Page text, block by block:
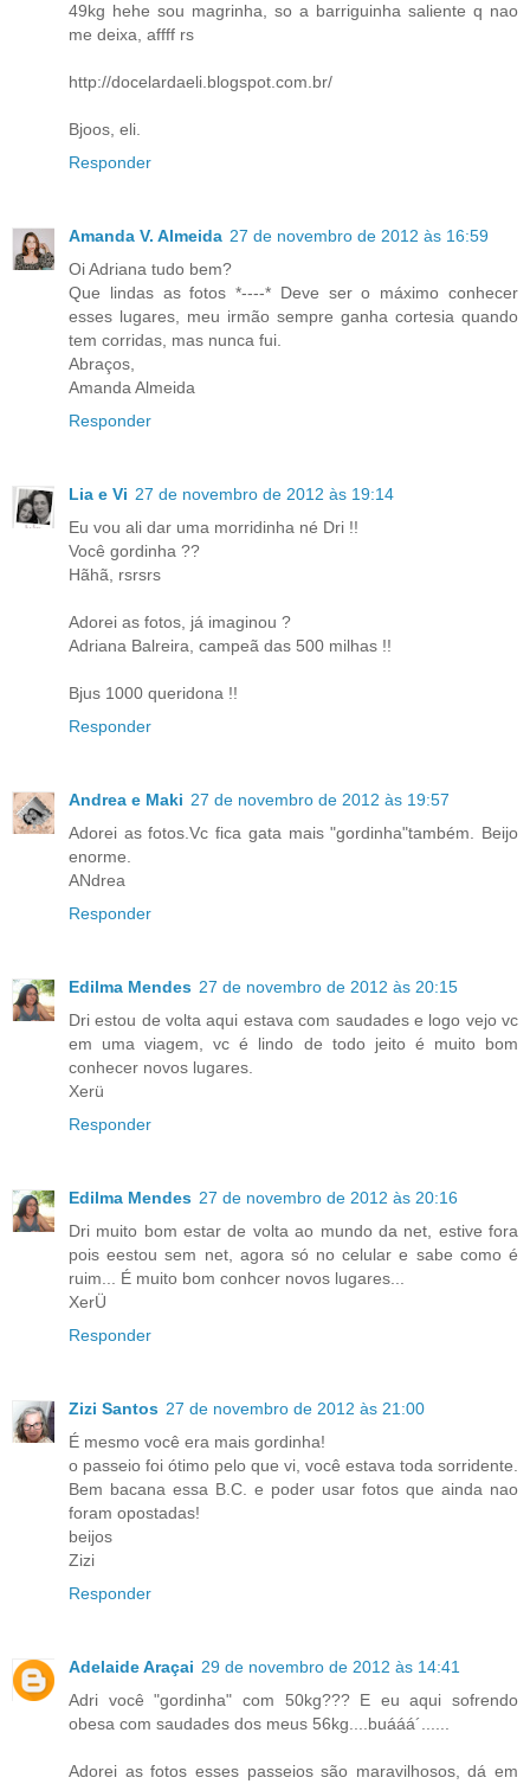
49kg hehe sou magrinha, so a barriguinha saliente q nao
me deixa, affff rs
http://docelardaeli.blogspot.com.br/
Bjoos, eli.
Responder
Amanda V. Almeida 27 de novembro de 2012 às 16:59
Oi Adriana tudo bem?
Que lindas as fotos *----* Deve ser o máximo conhecer
esses lugares, meu irmão sempre ganha cortesia quando
tem corridas, mas nunca fui.
Abraços,
Amanda Almeida
Responder
Lia e Vi 27 de novembro de 2012 às 19:14
Eu vou ali dar uma morridinha né Dri !!
Você gordinha ??
Hãhã, rsrsrs
Adorei as fotos, já imaginou ?
Adriana Balreira, campeã das 500 milhas !!
Bjus 1000 queridona !!
Responder
Andrea e Maki 27 de novembro de 2012 às 19:57
Adorei as fotos.Vc fica gata mais "gordinha"também. Beijo
enorme.
ANdrea
Responder
Edilma Mendes 27 de novembro de 2012 às 20:15
Dri estou de volta aqui estava com saudades e logo vejo vc
em uma viagem, vc é lindo de todo jeito é muito bom
conhecer novos lugares.
Xerü
Responder
Edilma Mendes 27 de novembro de 2012 às 20:16
Dri muito bom estar de volta ao mundo da net, estive fora
pois eestou sem net, agora só no celular e sabe como é
ruim... É muito bom conhcer novos lugares...
XerÜ
Responder
Zizi Santos 27 de novembro de 2012 às 21:00
É mesmo você era mais gordinha!
o passeio foi ótimo pelo que vi, você estava toda sorridente.
Bem bacana essa B.C. e poder usar fotos que ainda nao
foram opostadas!
beijos
Zizi
Responder
Adelaide Araçai 29 de novembro de 2012 às 14:41
Adri você "gordinha" com 50kg??? E eu aqui sofrendo
obesa com saudades dos meus 56kg....buááá´......
Adorei as fotos esses passeios são maravilhosos, dá em